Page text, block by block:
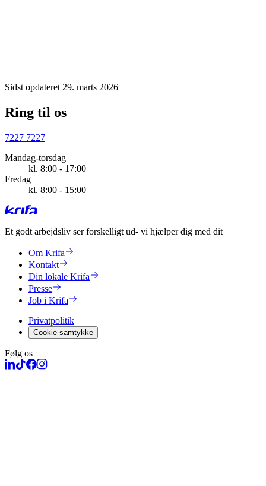
Sidst opdateret 29. marts 2026
Ring til os
7227 7227
Mandag-torsdag
kl. 8:00 - 17:00
Fredag
kl. 8:00 - 15:00
Et godt arbejdsliv ser forskelligt ud- vi hjælper dig med dit
Om Krifa
Kontakt
Din lokale Krifa
Presse
Job i Krifa
Privatpolitik
Cookie samtykke
Følg os